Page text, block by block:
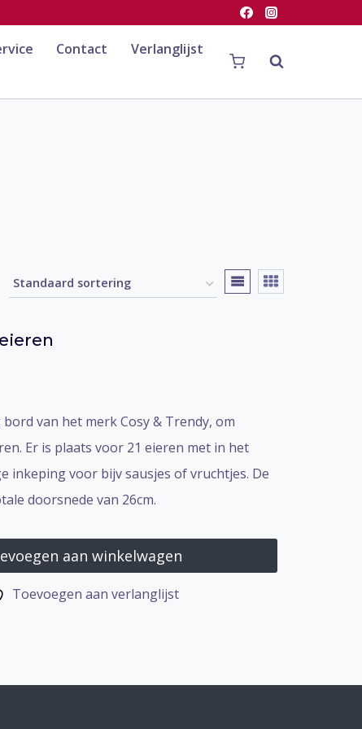
Contact
Verlanglijst
van het merk Cosy & Trendy, om
Er is plaats voor 21 eieren met in het
inkeping voor bijv sausjes of vruchtjes. De
doorsnede van 26cm.
aan winkelwagen
Toevoegen aan verlanglijst